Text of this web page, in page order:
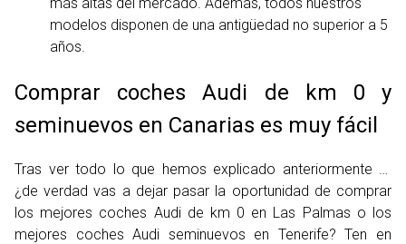
más altas del mercado. Además, todos nuestros
modelos disponen de una antigüedad no superior a 5
años.
Comprar coches Audi de km 0 y
seminuevos en Canarias es muy fácil
Tras ver todo lo que hemos explicado anteriormente …
¿de verdad vas a dejar pasar la oportunidad de comprar
los mejores coches Audi de km 0 en Las Palmas o los
mejores coches Audi seminuevos en Tenerife? Ten en